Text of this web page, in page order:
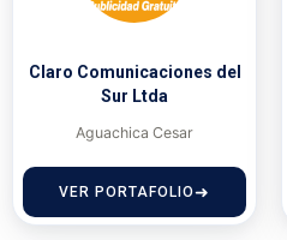
Claro Comunicaciones del
Sur Ltda
Aguachica Cesar
VER PORTAFOLIO